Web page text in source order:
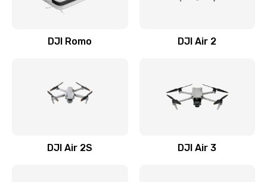
DJI Romo DJI Air 2
DJI Air 2S DJI Air 3